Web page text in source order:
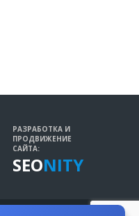
РАЗРАБОТКА И
ПРОДВИЖЕНИЕ
САЙТА:
SEONITY